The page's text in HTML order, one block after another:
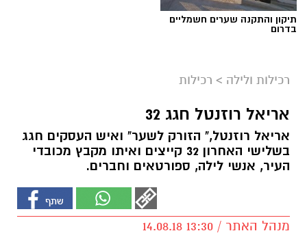
תיקון והתקנה שערים חשמליים
בדרום
רכילות ולילה > רכילות
אריאל רוזנטל חגג 32
אריאל רוזנטל," הזורק לשער" ואיש העסקים חגג
בשלישי האחרון 32 קייצים ואיתו מקבץ מכובדי
העיר, אנשי לילה, ספורטאים וחברים.
מנהל האתר / 13:30 14.08.18